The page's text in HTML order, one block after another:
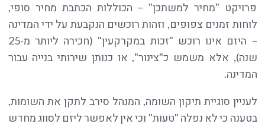
פרויקט "מחיר למשתכן" – הכוללות הכתבת מחיר סופי,
לוחות זמנים צפופים, וזהות רוכשים הנקבעת על ידי המדינה
– היזם אינו רוכש "זכות במקרקעין" (חכירה ליותר מ-25
שנה), אלא משמש כ"צינור", או כנותן שירותי בנייה עבור
המדינה.
לעניין סוגיית תיקון השומה, המנהל סירב לתקן את השומות,
בטענה כי לא נפלה "טעות" וכי אין לאפשר ליזם לסווג מחדש